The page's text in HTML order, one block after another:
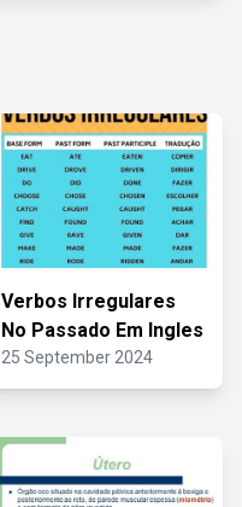
Verbos Irregulares
No Passado Em Ingles
25 September 2024